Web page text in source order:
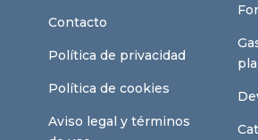
Contacto
Política de privacidad
Política de cookies
Aviso legal y términos